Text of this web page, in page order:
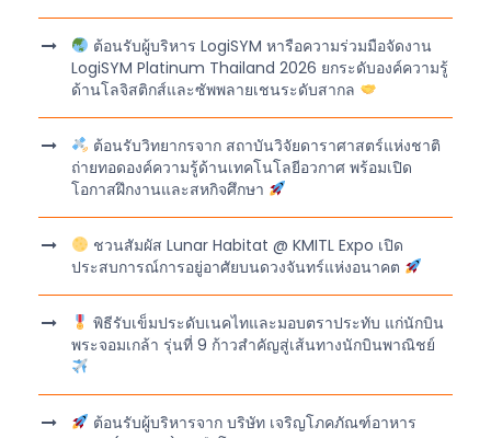
ต้อนรับผู้บริหาร LogiSYM หารือความร่วมมือจัดงาน
LogiSYM Platinum Thailand 2026 ยกระดับองค์ความรู้
ด้านโลจิสติกส์และซัพพลายเชนระดับสากล
ต้อนรับวิทยากรจาก สถาบันวิจัยดาราศาสตร์แห่งชาติ
ถ่ายทอดองค์ความรู้ด้านเทคโนโลยีอวกาศ พร้อมเปิด
โอกาสฝึกงานและสหกิจศึกษา
ชวนสัมผัส Lunar Habitat @ KMITL Expo เปิด
ประสบการณ์การอยู่อาศัยบนดวงจันทร์แห่งอนาคต
พิธีรับเข็มประดับเนคไทและมอบตราประทับ แก่นักบิน
พระจอมเกล้า รุ่นที่ 9 ก้าวสำคัญสู่เส้นทางนักบินพาณิชย์
ต้อนรับผู้บริหารจาก บริษัท เจริญโภคภัณฑ์อาหาร